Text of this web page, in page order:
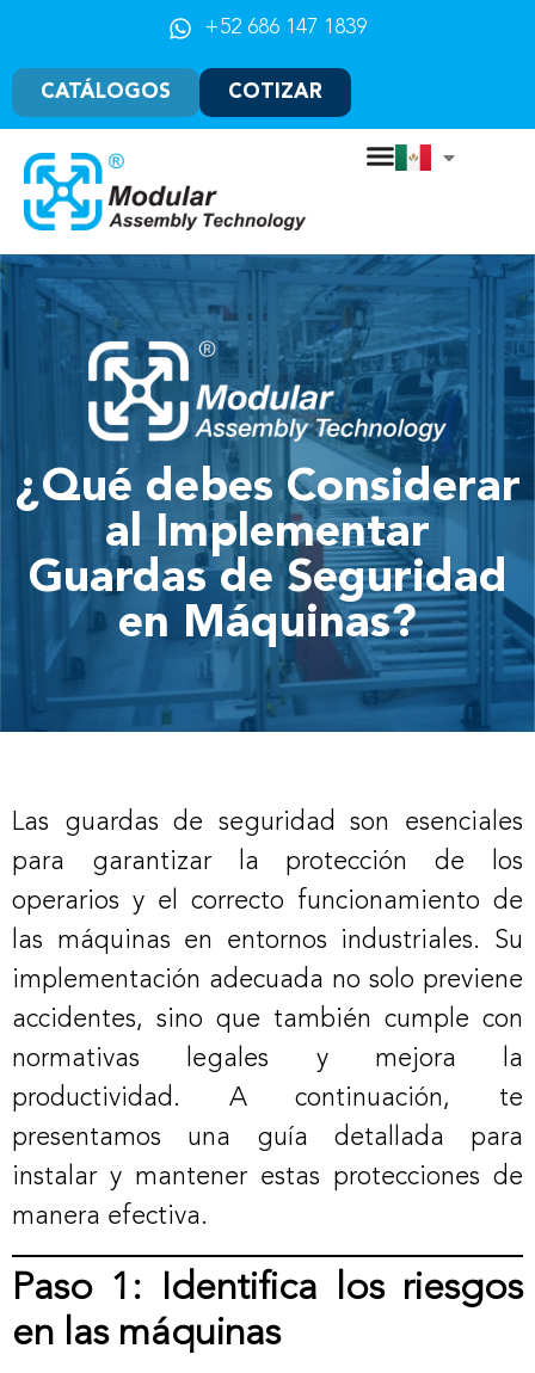
+52 686 147 1839
CATÁLOGOS COTIZAR
¿Qué debes Considerar
al Implementar
Guardas de Seguridad
en Máquinas?
Las guardas de seguridad son esenciales
para garantizar la protección de los
operarios y el correcto funcionamiento de
las máquinas en entornos industriales. Su
implementación adecuada no solo previene
accidentes, sino que también cumple con
normativas legales y mejora la
productividad. A continuación, te
presentamos una guía detallada para
instalar y mantener estas protecciones de
manera efectiva.
Paso 1: Identifica los riesgos
en las máquinas